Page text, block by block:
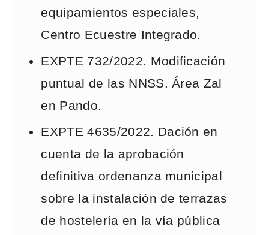
equipamientos especiales,
Centro Ecuestre Integrado.
EXPTE 732/2022. Modificación
puntual de las NNSS. Área Zal
en Pando.
EXPTE 4635/2022. Dación en
cuenta de la aprobación
definitiva ordenanza municipal
sobre la instalación de terrazas
de hostelería en la vía pública